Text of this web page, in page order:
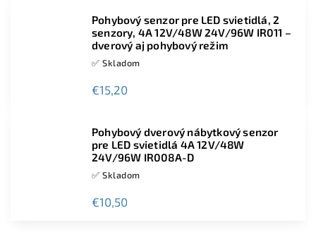
Pohybový senzor pre LED svietidlá, 2
senzory, 4A 12V/48W 24V/96W IR011 –
dverový aj pohybový režim
✅ Skladom
€15,20
Pohybový dverový nábytkový senzor
pre LED svietidlá 4A 12V/48W
24V/96W IR008A-D
✅ Skladom
€10,50